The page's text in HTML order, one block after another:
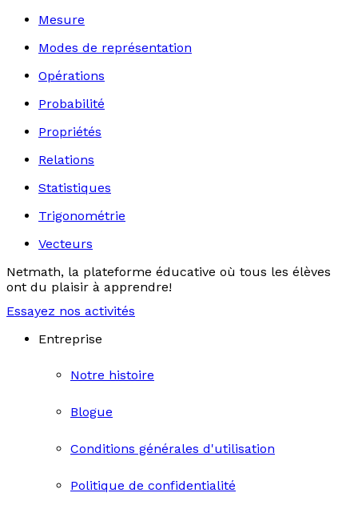
Mesure
Modes de représentation
Opérations
Probabilité
Propriétés
Relations
Statistiques
Trigonométrie
Vecteurs
Netmath, la plateforme éducative où tous les élèves
ont du plaisir à apprendre!
Essayez nos activités
Entreprise
Notre histoire
Blogue
Conditions générales d'utilisation
Politique de confidentialité